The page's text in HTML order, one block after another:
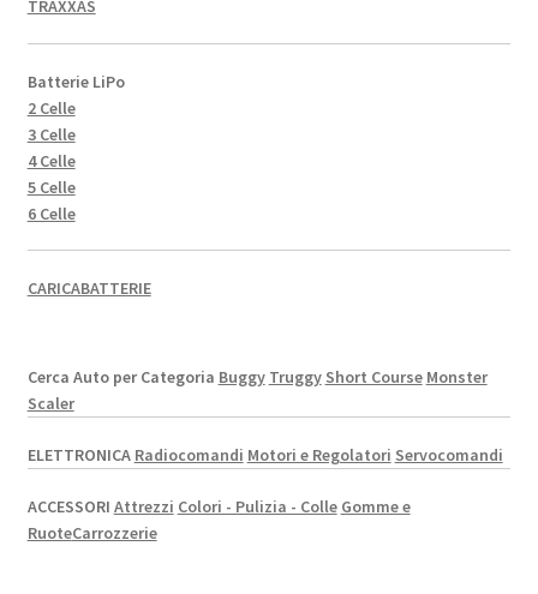
TRAXXAS
Batterie LiPo
2 Celle
3 Celle
4 Celle
5 Celle
6 Celle
CARICABATTERIE
Cerca Auto per Categoria Buggy Truggy Short Course Monster
Scaler
ELETTRONICA Radiocomandi Motori e Regolatori Servocomandi
ACCESSORI Attrezzi Colori - Pulizia - Colle Gomme e
RuoteCarrozzerie